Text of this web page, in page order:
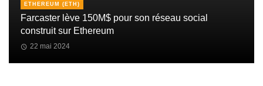
ETHEREUM (ETH)
Farcaster lève 150M$ pour son réseau social
construit sur Ethereum
22 mai 2024